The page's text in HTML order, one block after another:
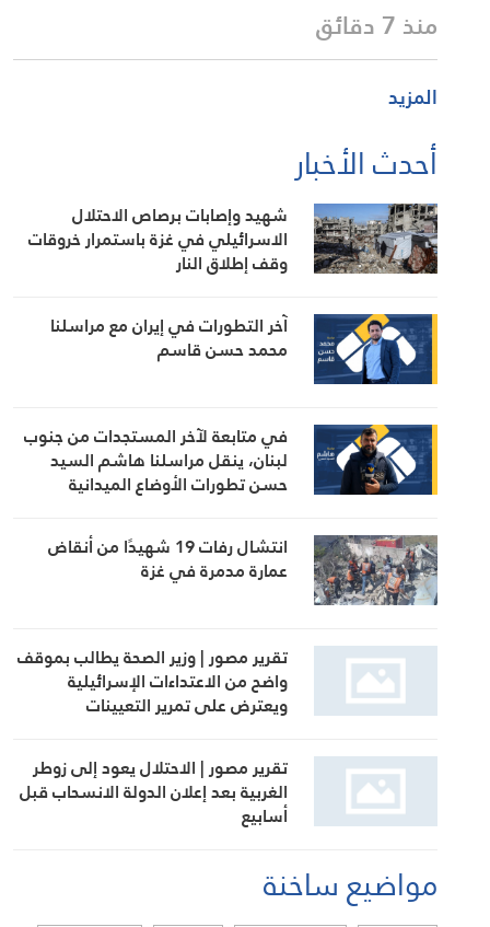
منذ 7 دقائق
المزيد
أحدث الأخبار
شهيد وإصابات برصاص الاحتلال
الاسرائيلي في غزة باستمرار خروقات
وقف إطلاق النار
آخر التطورات في إيران مع مراسلنا
محمد حسن قاسم
في متابعة لآخر المستجدات من جنوب
لبنان، ينقل مراسلنا هاشم السيد
حسن تطورات الأوضاع الميدانية
انتشال رفات 19 شهيدًا من أنقاض
عمارة مدمرة في غزة
تقرير مصور | وزير الصحة يطالب بموقف
واضح من الاعتداءات الإسرائيلية
ويعترض على تمرير التعيينات
تقرير مصور | الاحتلال يعود إلى زوطر
الغربية بعد إعلان الدولة الانسحاب قبل
أسابيع
مواضيع ساخنة